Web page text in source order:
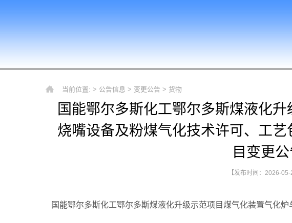
当前位置: > 公告信息 > 变更公告 > 货物
国能鄂尔多斯化工鄂尔多斯煤液化
烧嘴设备及粉煤气化技术许可、工
目变更
【发布时间：2026-
国能鄂尔多斯化工鄂尔多斯煤液化升级示范项目煤气化装置气化